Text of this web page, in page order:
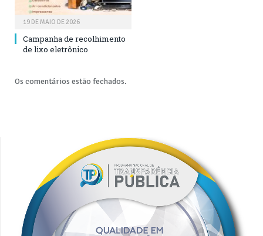
19 DE MAIO DE 2026
Campanha de recolhimento
de lixo eletrônico
Os comentários estão fechados.